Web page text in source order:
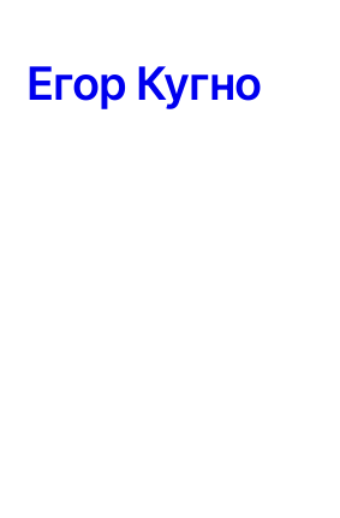
Егор Кугно